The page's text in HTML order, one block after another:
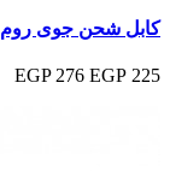
كابل شحن جوى روم 3x1 طول 1.2 متر موديل S-A61
225 EGP
276 EGP